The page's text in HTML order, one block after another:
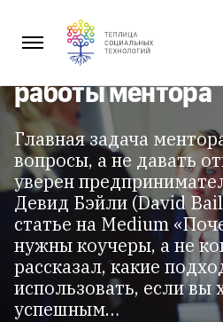
содержанию
10 принципов
работы ментора
Главная задача
вопросы, а не давать
уверен
Девид Бэйли (David
статье на Medium
нужны коучеры, а не
рассказал, какие
использовать, если вы
успешным…